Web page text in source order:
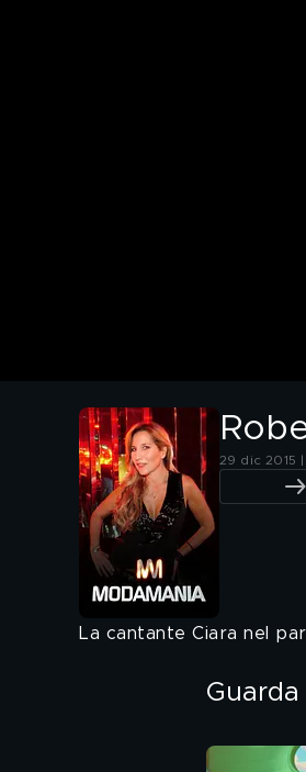
29 dic 2015
La cantante Ciara nel